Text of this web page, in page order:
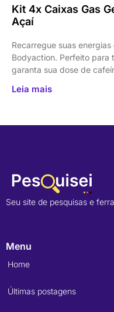
Kit 4x Caixas Gas
Açaí
Recarregue suas
Bodyaction. Perfeito para
garanta sua dose de
Leia mais
Seu site de pesquisas e
Menu
Home
Últimas postagens